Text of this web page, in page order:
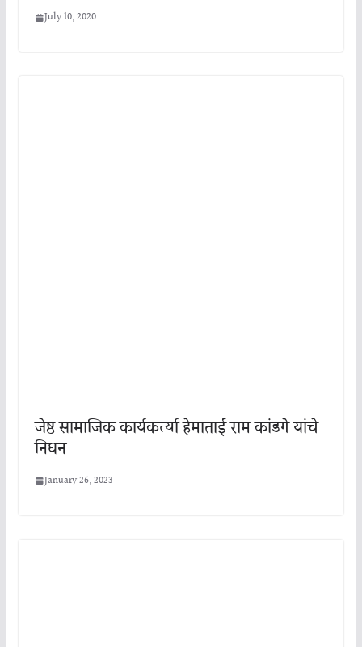
July 10, 2020
जेष्ठ सामाजिक कार्यकर्त्या हेमाताई राम कांडगे यांचे
निधन
January 26, 2023